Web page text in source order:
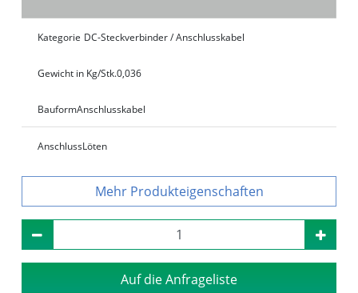
Kategorie DC-Steckverbinder / Anschlusskabel
Gewicht in Kg/Stk.0,036
BauformAnschlusskabel
AnschlussLöten
Produkteigenschaften
Auf die Anfrageliste